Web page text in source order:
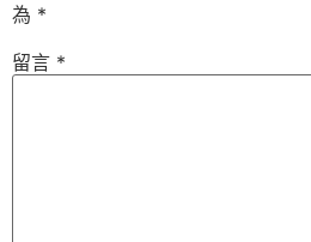
為 *
留言 *